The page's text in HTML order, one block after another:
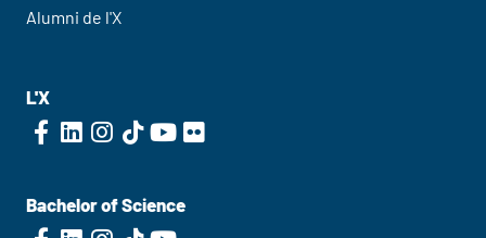
Alumni de l'X
L'X
Bachelor of Science